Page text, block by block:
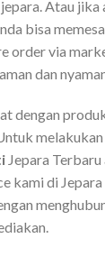
Atau jika
bisa
order via
dan
dengan
melakukan
Jepara
kami di